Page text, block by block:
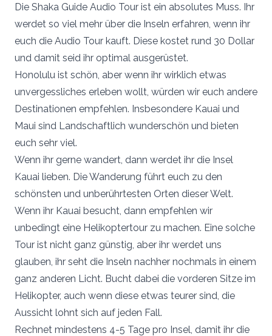
Die Shaka Guide Audio Tour ist ein absolutes Muss. Ihr
werdet so viel mehr über die Inseln erfahren, wenn ihr
euch die Audio Tour kauft. Diese kostet rund 30 Dollar
und damit seid ihr optimal ausgerüstet.
Honolulu ist schön, aber wenn ihr wirklich etwas
unvergessliches erleben wollt, würden wir euch andere
Destinationen empfehlen. Insbesondere Kauai und
Maui sind Landschaftlich wunderschön und bieten
euch sehr viel.
Wenn ihr gerne wandert, dann werdet ihr die Insel
Kauai lieben. Die Wanderung führt euch zu den
schönsten und unberührtesten Orten dieser Welt.
Wenn ihr Kauai besucht, dann empfehlen wir
unbedingt eine Helikoptertour zu machen. Eine solche
Tour ist nicht ganz günstig, aber ihr werdet uns
glauben, ihr seht die Inseln nachher nochmals in einem
ganz anderen Licht. Bucht dabei die vorderen Sitze im
Helikopter, auch wenn diese etwas teurer sind, die
Aussicht lohnt sich auf jeden Fall.
Rechnet mindestens 4-5 Tage pro Insel, damit ihr die